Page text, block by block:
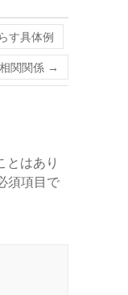
す具体例
関関係 →
とはあり
須項目で